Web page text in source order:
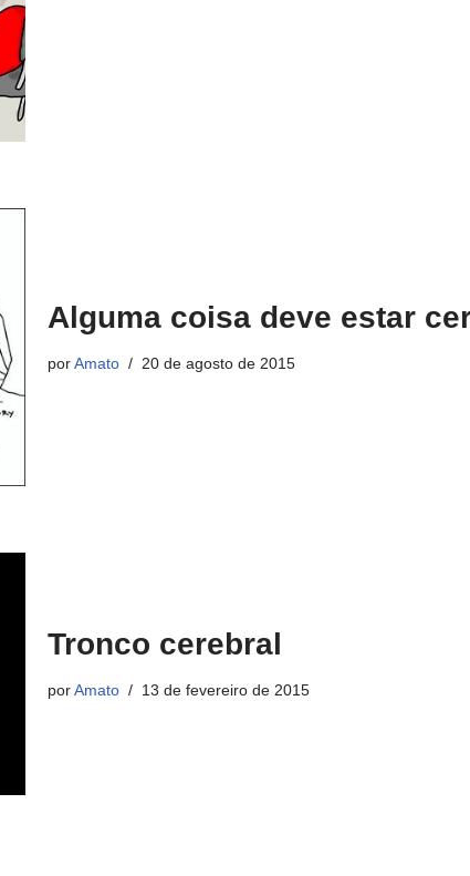
Alguma coisa deve estar
porAmato 20 de agosto de 2015
Tronco cerebral
porAmato 13 de fevereiro de 2015